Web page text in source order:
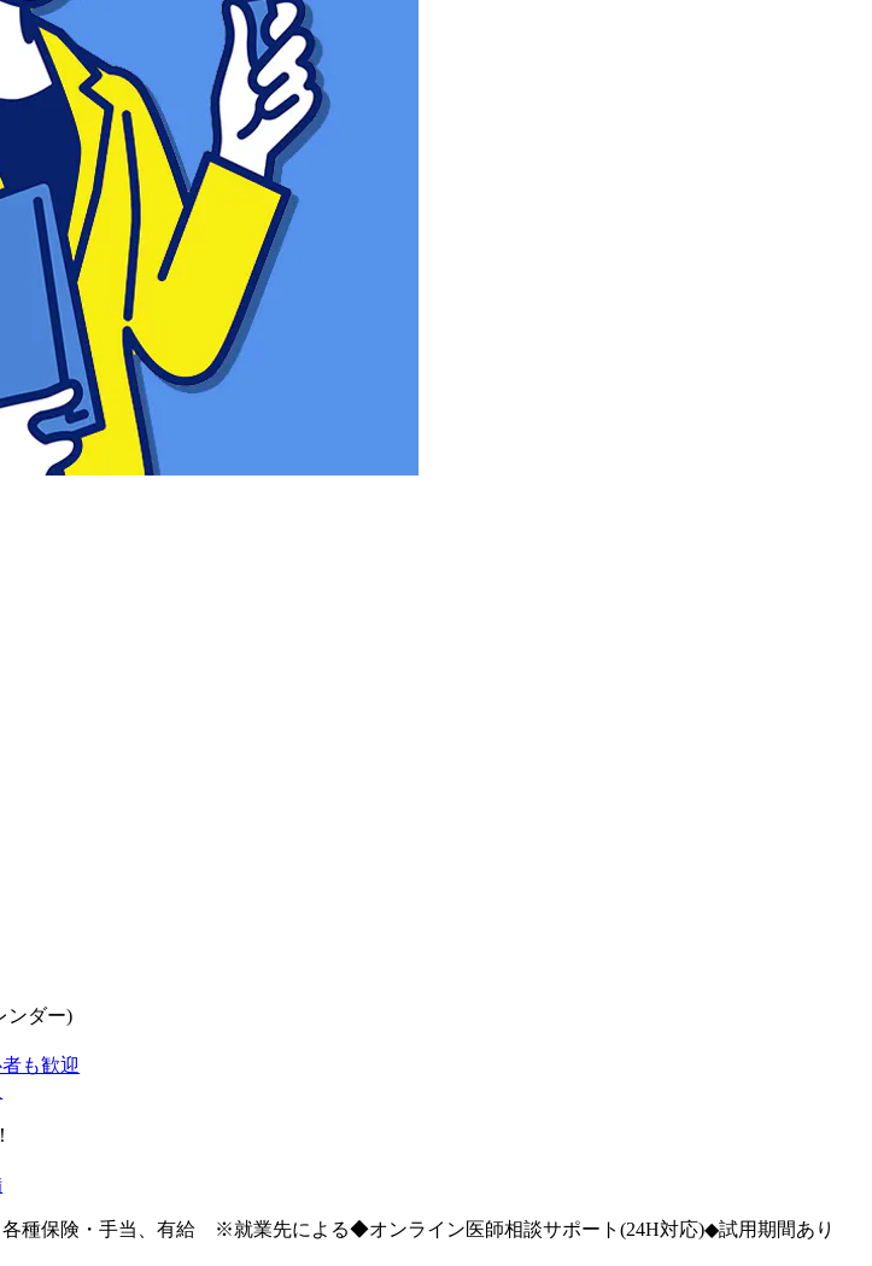
ンダー)
も歓迎
各種保険・手当、有給 ※就業先による◆オンライン医師相談サポート(24H対応)◆試用期間あり